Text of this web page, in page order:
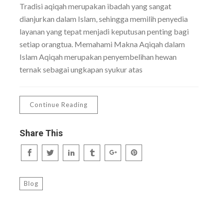
Tradisi aqiqah merupakan ibadah yang sangat
dianjurkan dalam Islam, sehingga memilih penyedia
layanan yang tepat menjadi keputusan penting bagi
setiap orangtua. Memahami Makna Aqiqah dalam
Islam Aqiqah merupakan penyembelihan hewan
ternak sebagai ungkapan syukur atas
Continue Reading
Share This
Blog